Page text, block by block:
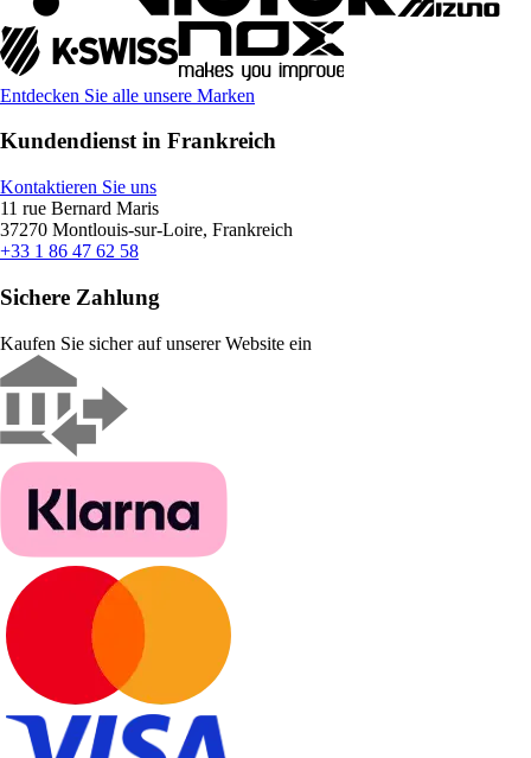
Entdecken Sie alle unsere Marken
Kundendienst in Frankreich
Kontaktieren Sie uns
11 rue Bernard Maris
37270 Montlouis-sur-Loire, Frankreich
+33 1 86 47 62 58
Sichere Zahlung
Kaufen Sie sicher auf unserer Website ein